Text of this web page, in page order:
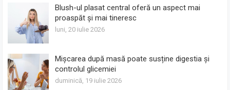
Blush-ul plasat central oferă un aspect mai
proaspăt și mai tineresc
luni, 20 iulie 2026
Mișcarea după masă poate susține digestia și
controlul glicemiei
duminică, 19 iulie 2026